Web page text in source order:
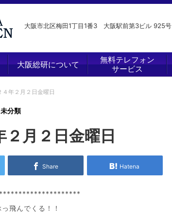
大阪市北区梅田1丁目1番3 大阪駅前第3ビル 925号
大阪総研について
無料テレフォン
サービス
４年２月２日金曜日
未分類
２月２日金曜日
Share Hatena
飛んでくる！！